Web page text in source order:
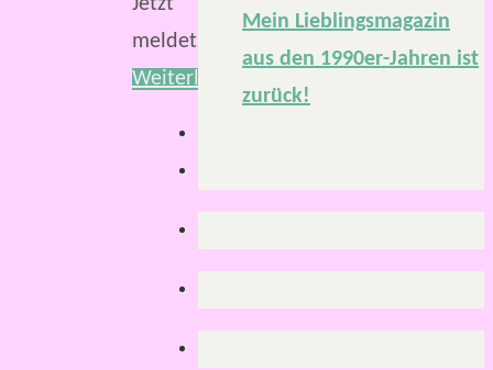
meldet…
Weiterlesen
Mein Lieblingsmagazin
aus den 1990er-Jahren ist
zurück!